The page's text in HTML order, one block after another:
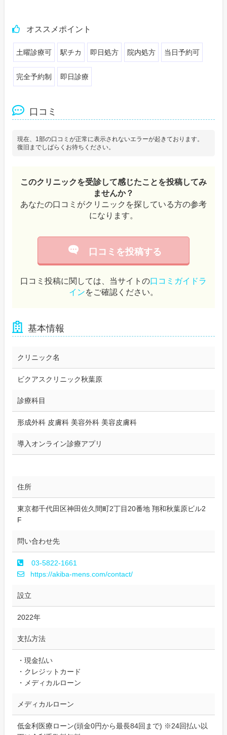
オススメポイント
土曜診療可 駅チカ 即日処方 院内処方 当日予約可
完全予約制 即日診療
口コミ
現在、1部の口コミが正常に表示されないエラーが起きております。
復旧までしばらくお待ちください。
このクリニックを受診して感じたことを投稿してみ
ませんか？
あなたの口コミがクリニックを探している方の参考
になります。
口コミを投稿する
口コミ投稿に関しては、当サイトの口コミガイドラ
インをご確認ください。
基本情報
クリニック名
ビクアスクリニック秋葉原
診療科目
形成外科 皮膚科 美容外科 美容皮膚科
導入オンライン診療アプリ
住所
東京都千代田区神田佐久間町2丁目20番地 翔和秋葉原ビル2
F
問い合わせ先
03-5822-1661
https://akiba-mens.com/contact/
設立
2022年
支払方法
・現金払い
・クレジットカード
・メディカルローン
メディカルローン
低金利医療ローン(頭金0円から最長84回まで) ※24回払い以